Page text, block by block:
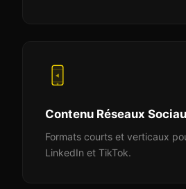
Contenu Réseaux
Formats courts et verticaux
LinkedIn et TikTok.